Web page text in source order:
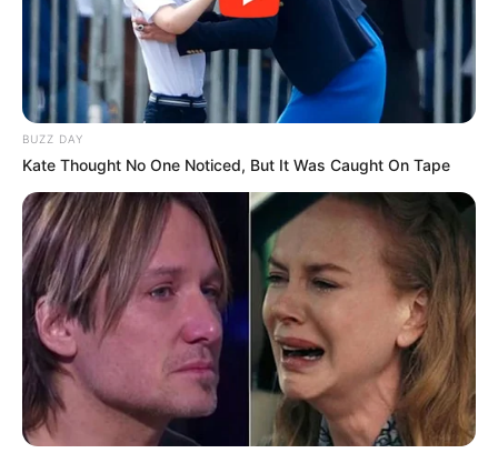
BUZZ DAY
Kate Thought No One Noticed, But It Was Caught On Tape